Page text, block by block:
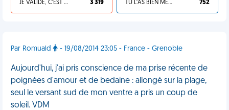
JE VALIDE, C'EST UNE VDM 3 319 TU L'AS BIEN MÉRITÉ 752
Par Romuald - 19/08/2014 23:05 - France - Grenoble
Aujourd'hui, j'ai pris conscience de ma prise récente de
poignées d'amour et de bedaine : allongé sur la plage,
seul le versant sud de mon ventre a pris un coup de
soleil. VDM